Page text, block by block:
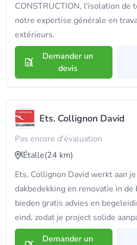
CONSTRUCTION, l'isolation de
notre expertise générale en
extérieurs.
Demander un
devis
Ets. Collignon David
Pas encore d'évaluation
Étalle(24 km)
Ets. Collignon David werkt aan
dakbedekking en renovatie in
bieden gratis advies en
eind, zodat je project solide
Demander un